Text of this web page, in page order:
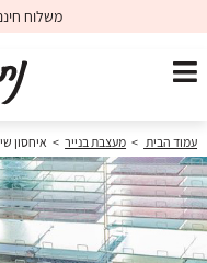
משלוח חינם בקנייה מעל 349 שקלים
עמוד הבית > מעצבת בנייר > איחסון